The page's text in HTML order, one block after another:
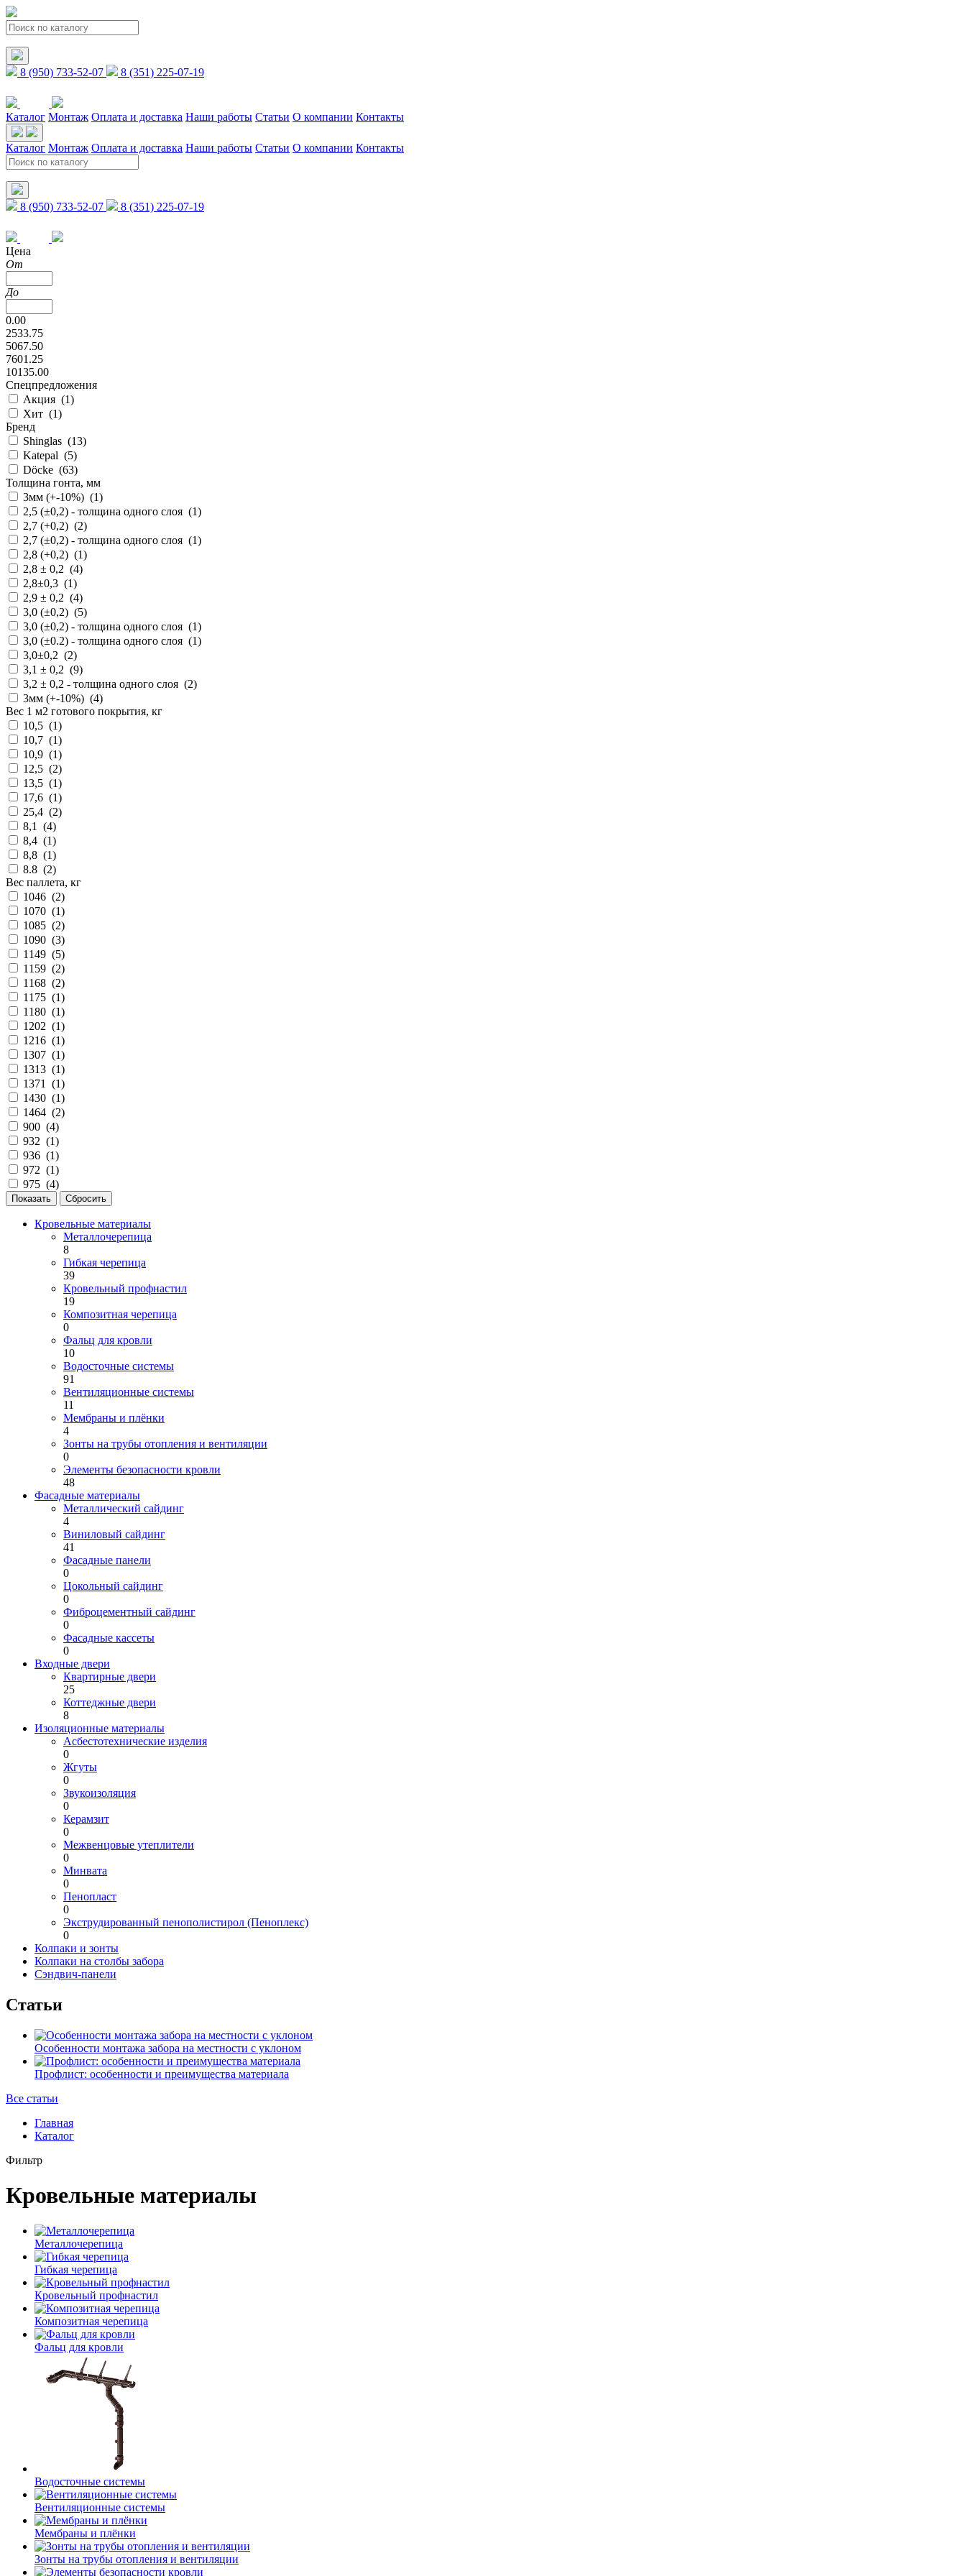
8 (950) 733-52-07 8 (351) 225-07-19
Каталог Монтаж Оплата и доставка Наши работы Статьи О компании Контакты
Каталог Монтаж Оплата и доставка Наши работы Статьи О компании Контакты
8 (950) 733-52-07 8 (351) 225-07-19
Цена
От
До
0.00
2533.75
5067.50
7601.25
10135.00
Спецпредложения
Акция (1)
Хит (1)
Бренд
Shinglas (13)
Katepal (5)
Döcke (63)
Толщина гонта, мм
3мм (+-10%) (1)
2,5 (±0,2) - толщина одного слоя (1)
2,7 (+0,2) (2)
2,7 (±0,2) - толщина одного слоя (1)
2,8 (+0,2) (1)
2,8 ± 0,2 (4)
2,8±0,3 (1)
2,9 ± 0,2 (4)
3,0 (±0,2) (5)
3,0 (±0,2) - толщина одного слоя (1)
3,0 (±0.2) - толщина одного слоя (1)
3,0±0,2 (2)
3,1 ± 0,2 (9)
3,2 ± 0,2 - толщина одного слоя (2)
3мм (+-10%) (4)
Вес 1 м2 готового покрытия, кг
10,5 (1)
10,7 (1)
10,9 (1)
12,5 (2)
13,5 (1)
17,6 (1)
25,4 (2)
8,1 (4)
8,4 (1)
8,8 (1)
8.8 (2)
Вес паллета, кг
1046 (2)
1070 (1)
1085 (2)
1090 (3)
1149 (5)
1159 (2)
1168 (2)
1175 (1)
1180 (1)
1202 (1)
1216 (1)
1307 (1)
1313 (1)
1371 (1)
1430 (1)
1464 (2)
900 (4)
932 (1)
936 (1)
972 (1)
975 (4)
Кровельные материалы
Металлочерепица
8
Гибкая черепица
39
Кровельный профнастил
19
Композитная черепица
0
Фальц для кровли
10
Водосточные системы
91
Вентиляционные системы
11
Мембраны и плёнки
4
Зонты на трубы отопления и вентиляции
0
Элементы безопасности кровли
48
Фасадные материалы
Металлический сайдинг
4
Виниловый сайдинг
41
Фасадные панели
0
Цокольный сайдинг
0
Фиброцементный сайдинг
0
Фасадные кассеты
0
Входные двери
Квартирные двери
25
Коттеджные двери
8
Изоляционные материалы
Асбестотехнические изделия
0
Жгуты
0
Звукоизоляция
0
Керамзит
0
Межвенцовые утеплители
0
Минвата
0
Пенопласт
0
Экструдированный пенополистирол (Пеноплекс)
0
Колпаки и зонты
Колпаки на столбы забора
Сэндвич-панели
Статьи
Особенности монтажа забора на местности с уклоном
Профлист: особенности и преимущества материала
Все статьи
Главная
Каталог
Фильтр
Кровельные материалы
Металлочерепица
Гибкая черепица
Кровельный профнастил
Композитная черепица
Фальц для кровли
Водосточные системы
Вентиляционные системы
Мембраны и плёнки
Зонты на трубы отопления и вентиляции